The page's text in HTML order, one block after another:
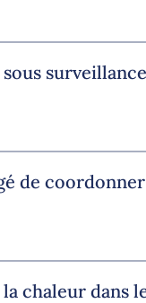
de coordonner
chaleur dans